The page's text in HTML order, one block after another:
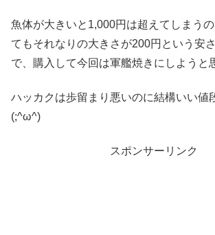
魚体が大きいと1,000円は超えてしまう
てもそれなりの大きさが200円という安
で、購入して今回は軍艦焼きにしようと
ハッカクは歩留まり悪いのに結構いい値
(;^ω^)
スポンサーリンク